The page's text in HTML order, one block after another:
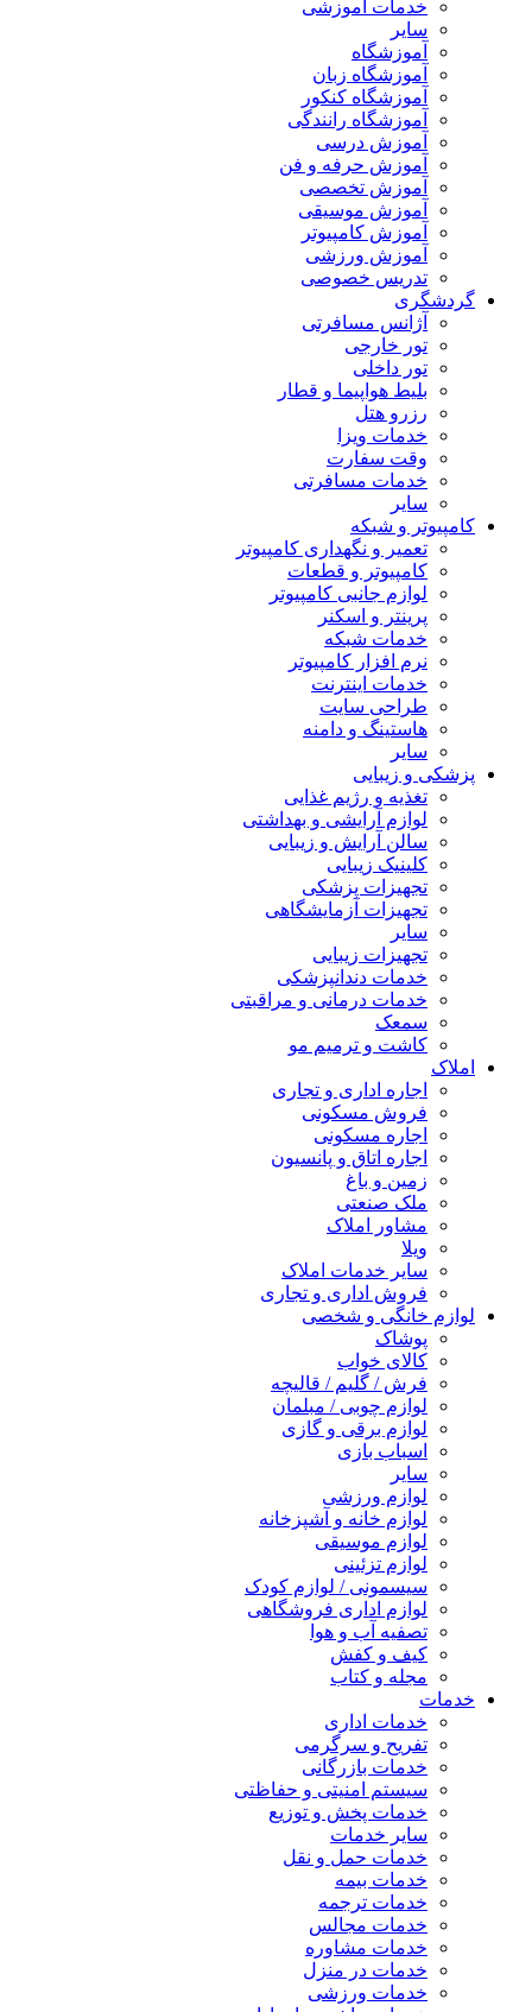
خدمات آموزشی
سایر
آموزشگاه
آموزشگاه زبان
آموزشگاه کنکور
آموزشگاه رانندگی
آموزش درسی
آموزش حرفه و فن
آموزش تخصصی
آموزش موسیقی
آموزش کامپیوتر
آموزش ورزشی
تدریس خصوصی
گردشگری
آژانس مسافرتی
تور خارجی
تور داخلی
بلیط هواپیما و قطار
رزرو هتل
خدمات ویزا
وقت سفارت
خدمات مسافرتی
سایر
کامپیوتر و شبکه
تعمیر و نگهداری کامپیوتر
کامپیوتر و قطعات
لوازم جانبی کامپیوتر
پرینتر و اسکنر
خدمات شبکه
نرم افزار کامپیوتر
خدمات اینترنت
طراحی سایت
هاستینگ و دامنه
سایر
پزشکی و زیبایی
تغذیه و رژیم غذایی
لوازم آرایشی و بهداشتی
سالن آرایش و زیبایی
کلینیک زیبایی
تجهیزات پزشکی
تجهیزات آزمایشگاهی
سایر
تجهیزات زیبایی
خدمات دندانپزشکی
خدمات درمانی و مراقبتی
سمعک
کاشت و ترمیم مو
املاک
اجاره اداری و تجاری
فروش مسکونی
اجاره مسکونی
اجاره اتاق و پانسیون
زمین و باغ
ملک صنعتی
مشاور املاک
ویلا
سایر خدمات املاک
فروش اداری و تجاری
لوازم خانگی و شخصی
پوشاک
کالای خواب
فرش / گلیم / قالیچه
لوازم چوبی / مبلمان
لوازم برقی و گازی
اسباب بازی
سایر
لوازم ورزشی
لوازم خانه و آشپزخانه
لوازم موسیقی
لوازم تزئینی
سیسمونی / لوازم کودک
لوازم اداری فروشگاهی
تصفیه آب و هوا
کیف و کفش
مجله و کتاب
خدمات
خدمات اداری
تفریح و سرگرمی
خدمات بازرگانی
سیستم امنیتی و حفاظتی
خدمات پخش و توزیع
سایر خدمات
خدمات حمل و نقل
خدمات بیمه
خدمات ترجمه
خدمات مجالس
خدمات مشاوره
خدمات در منزل
خدمات ورزشی